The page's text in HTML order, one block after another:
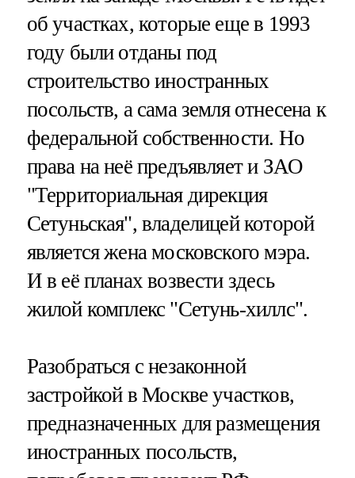
об участках, которые еще в 1993
году были отданы под
строительство иностранных
посольств, а сама земля отнесена к
федеральной собственности. Но
права на неё предъявляет и ЗАО
"Территориальная дирекция
Сетуньская", владелицей которой
является жена московского мэра.
И в её планах возвести здесь
жилой комплекс "Сетунь-хиллс".
Разобраться с незаконной
застройкой в Москве участков,
предназначенных для размещения
иностранных посольств,